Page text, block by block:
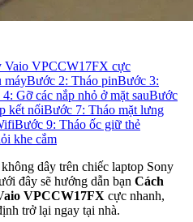
Vaio VPCCW17FX cực
máyBước 2: Tháo pinBước 3:
Gỡ các nắp nhỏ ở mặt sauBước
kết nốiBước 7: Tháo mặt lưng
Bước 9: Tháo ốc giữ thẻ
khe cắm
dây trên chiếc laptop Sony
đây sẽ hướng dẫn bạn Cách
VPCCW17FX cực nhanh,
trở lại ngay tại nhà.